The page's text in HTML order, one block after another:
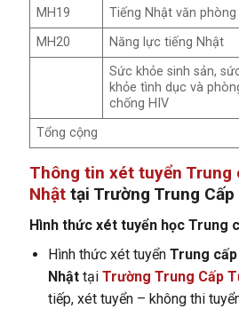
MH19
Tiếng Nhật văn phòng
MH20
Năng lực tiếng Nhật
Sức khỏe sinh sản,
khỏe tình dục và
chống HIV
Tổng cộng
Thông tin xét tuyển Trung
Nhậttại Trường Trung Cấp
Hình thức xét tuyển học Trung
Hình thức xét tuyển Trung
Nhậttại Trường Trung Cấp
tiếp, xét tuyển – không thi